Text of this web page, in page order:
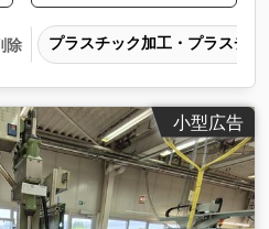
除 プラスチック加工・プラスチ
小型広告